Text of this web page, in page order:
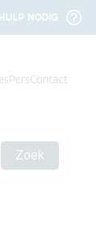
HULP NODIG
PersContact
Zoek